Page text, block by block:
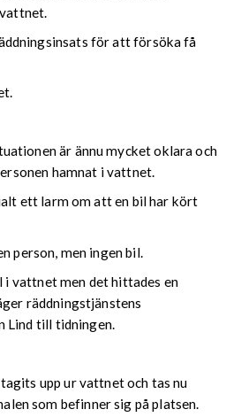
för att försöka få
är ännu mycket oklara och
hamnat i vattnet.
ett larm om att en bil har kört
person, men ingen bil.
i vattnet men det hittades en
räddningstjänstens
Lind till tidningen.
upp ur vattnet och tas nu
som befinner sig på platsen.